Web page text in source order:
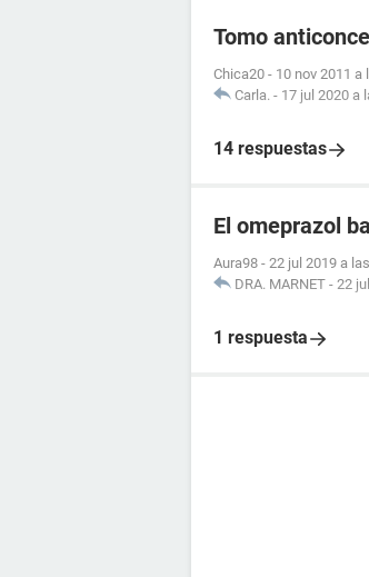
Tomo
Chica20 - 10 nov 2011 a
Carla. - 17 jul 2020 a
14 respuestas
El omeprazol
Aura98 - 22 jul 2019 a
DRA. MARNET - 22
1 respuesta